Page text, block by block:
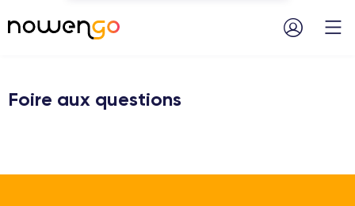
Menu
Foire aux questions